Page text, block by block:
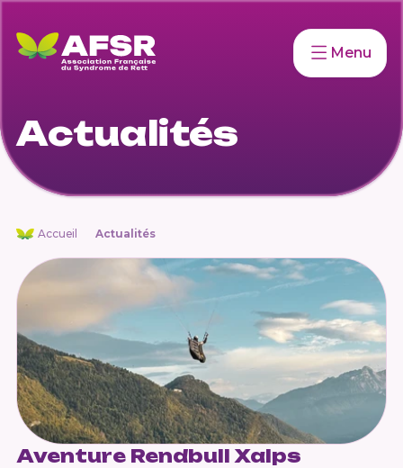
Menu
Actualités
Accueil Actualités
Aventure Rendbull Xalps